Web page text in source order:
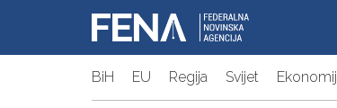
BiH EU Regija Svijet